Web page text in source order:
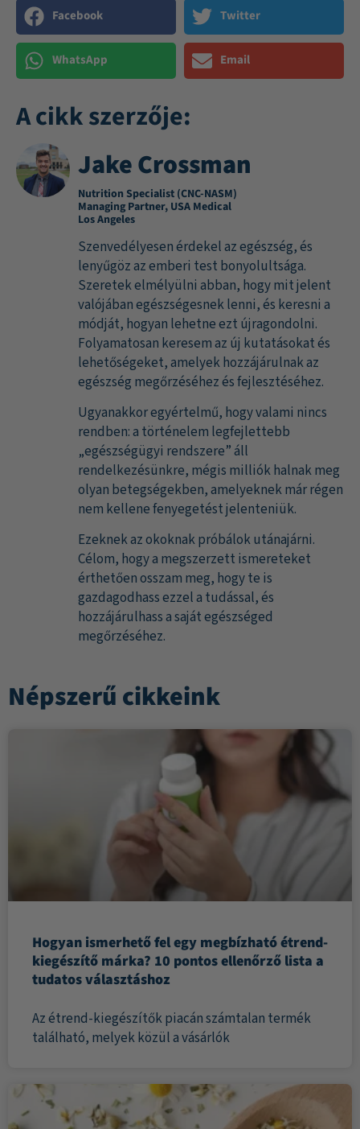
Facebook Twitter
WhatsApp Email
A cikk szerzője:
Jake Crossman
Nutrition Specialist (CNC-NASM)
Managing Partner, USA Medical
Los Angeles
Szenvedélyesen érdekel az egészség, és
lenyűgöz az emberi test bonyolultsága.
Szeretek elmélyülni abban, hogy mit jelent
valójában egészségesnek lenni, és keresni a
módját, hogyan lehetne ezt újragondolni.
Folyamatosan keresem az új kutatásokat és
lehetőségeket, amelyek hozzájárulnak az
egészség megőrzéséhez és fejlesztéséhez.
Ugyanakkor egyértelmű, hogy valami nincs
rendben: a történelem legfejlettebb
„egészségügyi rendszere” áll
rendelkezésünkre, mégis milliók halnak meg
olyan betegségekben, amelyeknek már régen
nem kellene fenyegetést jelenteniük.
Ezeknek az okoknak próbálok utánajárni.
Célom, hogy a megszerzett ismereteket
érthetően osszam meg, hogy te is
gazdagodhass ezzel a tudással, és
hozzájárulhass a saját egészséged
megőrzéséhez.
Népszerű cikkeink
Hogyan ismerhető fel egy megbízható étrend-
kiegészítő márka? 10 pontos ellenőrző lista a
tudatos választáshoz
Az étrend-kiegészítők piacán számtalan termék
található, melyek közül a vásárlók